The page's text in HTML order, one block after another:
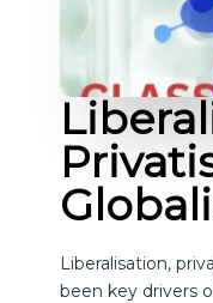
Liberalisation,
been key drivers